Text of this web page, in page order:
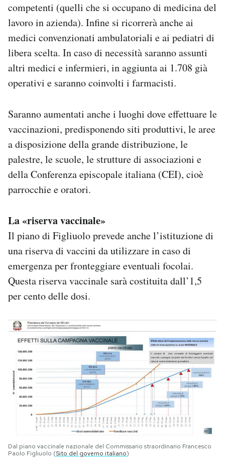
competenti (quelli che si occupano di medicina del
lavoro in azienda). Infine si ricorrerà anche ai
medici convenzionati ambulatoriali e ai pediatri di
libera scelta. In caso di necessità saranno assunti
altri medici e infermieri, in aggiunta ai 1.708 già
operativi e saranno coinvolti i farmacisti.
Saranno aumentati anche i luoghi dove effettuare le
vaccinazioni, predisponendo siti produttivi, le aree
a disposizione della grande distribuzione, le
palestre, le scuole, le strutture di associazioni e
della Conferenza episcopale italiana (CEI), cioè
parrocchie e oratori.
La «riserva vaccinale»
Il piano di Figliuolo prevede anche l’istituzione di
una riserva di vaccini da utilizzare in caso di
emergenza per fronteggiare eventuali focolai.
Questa riserva vaccinale sarà costituita dall’1,5
per cento delle dosi.
Dal piano vaccinale nazionale del Commissario straordinario Francesco
Paolo Figliuolo (Sito del governo italiano)